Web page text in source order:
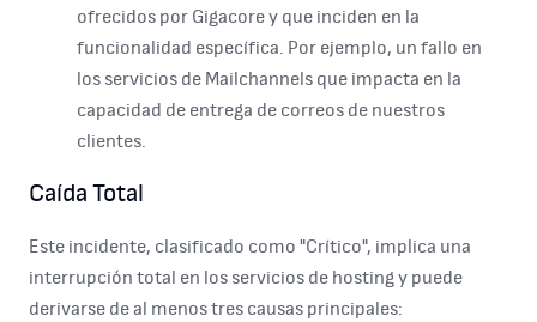
ofrecidos por Gigacore y que inciden en la
funcionalidad específica. Por ejemplo, un fallo en
los servicios de Mailchannels que impacta en la
capacidad de entrega de correos de nuestros
clientes.
Caída Total
Este incidente, clasificado como "Crítico", implica una
interrupción total en los servicios de hosting y puede
derivarse de al menos tres causas principales: